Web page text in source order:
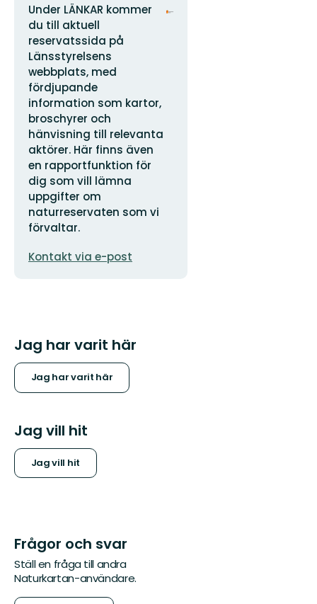
Adress
Under LÄNKAR kommer
du till aktuell
reservatssida på
Länsstyrelsens
webbplats, med
fördjupande
information som kartor,
broschyrer och
hänvisning till relevanta
aktörer. Här finns även
en rapportfunktion för
dig som vill lämna
uppgifter om
naturreservaten som vi
förvaltar.
postadress
Kontakt via e-post
Organisationens
Jag har varit här
Jag har varit här
Jag vill hit
Jag vill hit
Frågor och svar
Ställ en fråga till andra
Naturkartan-användare.